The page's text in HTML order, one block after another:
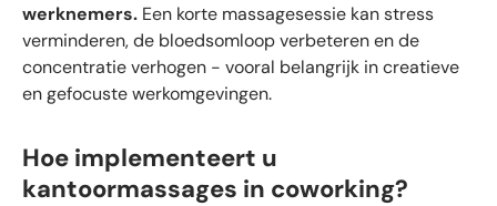
werknemers. Een korte massagesessie kan stress
verminderen, de bloedsomloop verbeteren en de
concentratie verhogen - vooral belangrijk in creatieve
en gefocuste werkomgevingen.
Hoe implementeert u
kantoormassages in coworking?